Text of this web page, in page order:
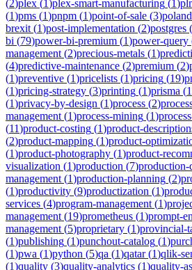
(2)plex (1)plex-smart-manufacturing (1)
(1)pms (1)pnpm (1)point-of-sale (3)poland
brexit (1)post-implementation (2)postgres (
bi (79)power-bi-premium (1)power-query
management (2)precious-metals (1)
(4)predictive-maintenance (2)premium (2)
(1)preventive (1)pricelists (1)pricing (19)
(1)pricing-strategy (3)printing (1)prisma (1
(1)privacy-by-design (1)process (2)
management (1)process-mining (1)
(11)product-costing (1)product-
(2)product-mapping (1)product-
(1)product-photography (1)product-
visualization (1)production (7)production-
management (1)production-planning (2)
(1)productivity (9)productization (1)
services (4)program-management (1)
management (19)prometheus (1)prompt-
management (5)proprietary (1)provincial-
(1)publishing (1)punchout-catalog (1)
(1)pwa (1)python (5)qa (1)qatar(1)qlik-
(1)quality (3)quality-analytics (1)quality-